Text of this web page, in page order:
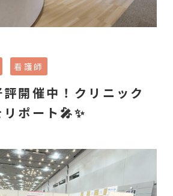
看護師
評開催中！クリニック
ポート🎤✨